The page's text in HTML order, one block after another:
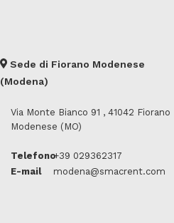
Sede di Fiorano Modenese
(Modena)
Via Monte Bianco 91 , 41042 Fiorano
Modenese (MO)
Telefono+39 029362317
E-mail
modena@smacrent.com